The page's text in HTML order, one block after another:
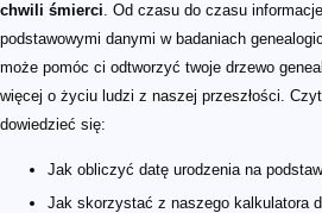
chwili śmierci. Od czasu do czasu
podstawowymi danymi w badaniach
może pomóc ci odtworzyć twoje drzewo
więcej o życiu ludzi z naszej przeszłości.
dowiedzieć się:
Jak obliczyć datę urodzenia na
Jak skorzystać z naszego kalkulatora